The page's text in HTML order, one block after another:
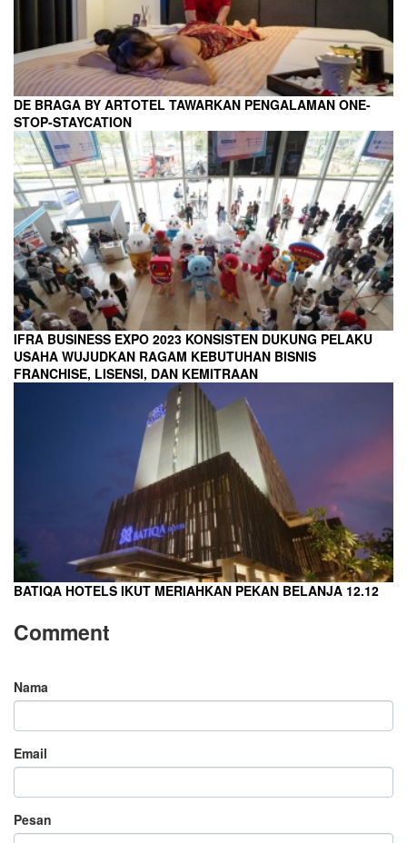
DE BRAGA BY ARTOTEL TAWARKAN PENGALAMAN ONE-
STOP-STAYCATION
IFRA BUSINESS EXPO 2023 KONSISTEN DUKUNG PELAKU
USAHA WUJUDKAN RAGAM KEBUTUHAN BISNIS
FRANCHISE, LISENSI, DAN KEMITRAAN
BATIQA HOTELS IKUT MERIAHKAN PEKAN BELANJA 12.12
Comment
Nama
Email
Pesan